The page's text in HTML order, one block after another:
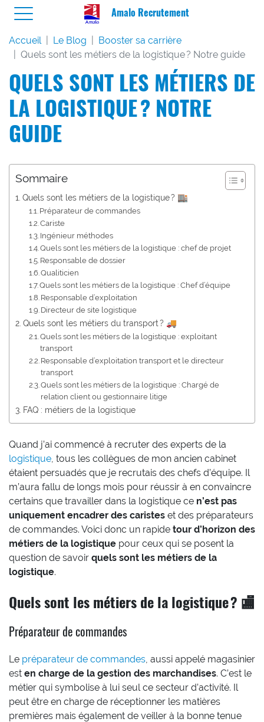
Amalo Recrutement
Accueil Le Blog
Booster sa carrière
Quels sont les métiers de la logistique ? Notre guide
QUELS SONT LES MÉTIERS DE
LA LOGISTIQUE ? NOTRE
GUIDE
Sommaire
Quels sont les métiers de la logistique ? 🏬
Préparateur de commandes
Cariste
Ingénieur méthodes
Quels sont les métiers de la logistique : chef de projet
Responsable de dossier
Qualiticien
Quels sont les métiers de la logistique : Chef d’équipe
Responsable d’exploitation
Directeur de site logistique
Quels sont les métiers du transport ? 🚚
Quels sont les métiers de la logistique : exploitant
transport
Responsable d’exploitation transport et le directeur
transport
Quels sont les métiers de la logistique : Chargé de
relation client ou gestionnaire litige
FAQ : métiers de la logistique
Quand j’ai commencé à recruter des experts de la
logistique, tous les collègues de mon ancien cabinet
étaient persuadés que je recrutais des chefs d’équipe. Il
m’aura fallu de longs mois pour réussir à en convaincre
certains que travailler dans la logistique ce n’est pas
uniquement encadrer des caristes et des préparateurs
de commandes. Voici donc un rapide tour d’horizon des
métiers de la logistique pour ceux qui se posent la
question de savoir quels sont les métiers de la
logistique.
Quels sont les métiers de la logistique ? 🏬
Préparateur de commandes
Le préparateur de commandes, aussi appelé magasinier
est en charge de la gestion des marchandises. C’est le
métier qui symbolise à lui seul ce secteur d’activité. Il
peut être en charge de réceptionner les matières
premières mais également de veiller à la bonne tenue